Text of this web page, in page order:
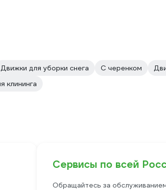
Движки для уборки снега С черенком
клининга
Сервисы по всей
Обращайтесь за